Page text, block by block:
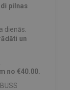
pilnas
dienās.
un
no €40.00.